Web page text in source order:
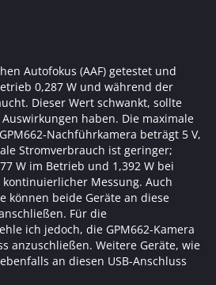
Autofokus (AAF) getestet und
0,287 W und während der
Dieser Wert schwankt, sollte
haben. Die maximale
Nachführkamera beträgt 5 V,
Stromverbrauch ist geringer;
W im Betrieb und 1,392 W bei
Messung. Auch
können beide Geräte an diese
Für die
ich jedoch, die GPM662-Kamera
anzuschließen. Weitere Geräte, wie
an diesen USB-Anschluss